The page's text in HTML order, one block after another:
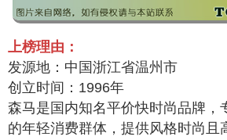
上榜理由：
发源地：中国浙江省温州市
创立时间：1996年
森马是国内知名平价快时尚品牌，
的年轻消费群体，提供风格时尚且